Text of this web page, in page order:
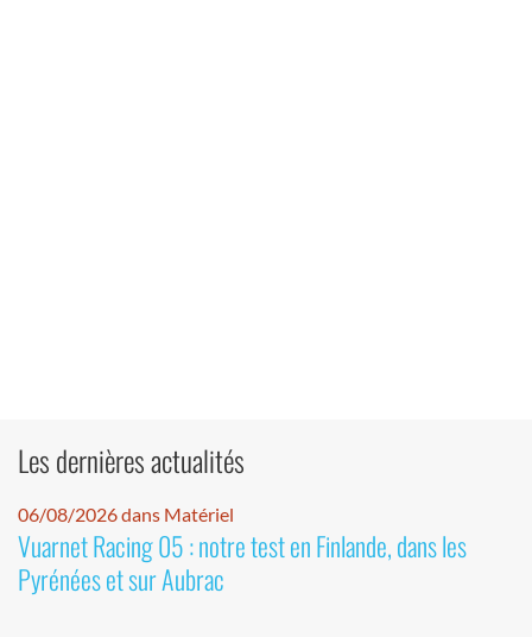
Les dernières actualités
06/08/2026 dans Matériel
Vuarnet Racing 05 : notre test en Finlande, dans les
Pyrénées et sur Aubrac